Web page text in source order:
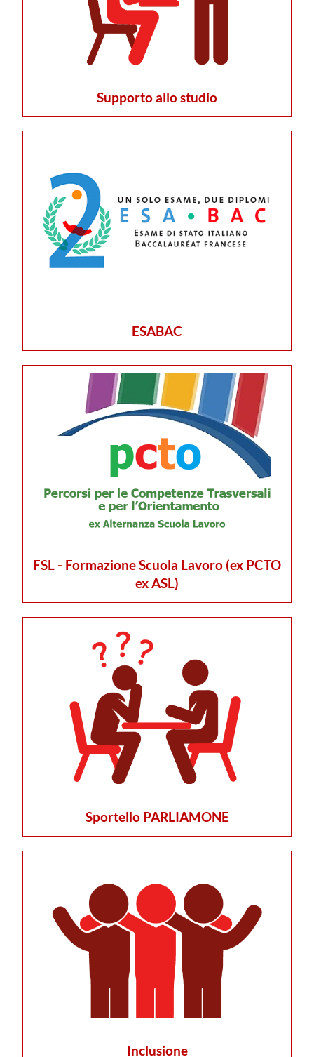
Supporto allo studio
ESABAC
FSL - Formazione Scuola Lavoro (ex PCTO
ex ASL)
Sportello PARLIAMONE
Inclusione